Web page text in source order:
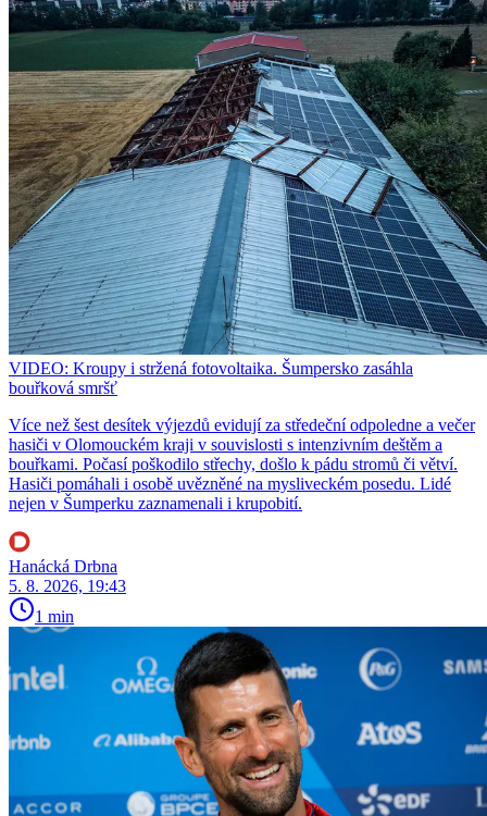
VIDEO: Kroupy i stržená fotovoltaika. Šumpersko zasáhla
bouřková smršť
Více než šest desítek výjezdů evidují za středeční odpoledne a večer
hasiči v Olomouckém kraji v souvislosti s intenzivním deštěm a
bouřkami. Počasí poškodilo střechy, došlo k pádu stromů či větví.
Hasiči pomáhali i osobě uvězněné na mysliveckém posedu. Lidé
nejen v Šumperku zaznamenali i krupobití.
Hanácká Drbna
5. 8. 2026, 19:43
1 min